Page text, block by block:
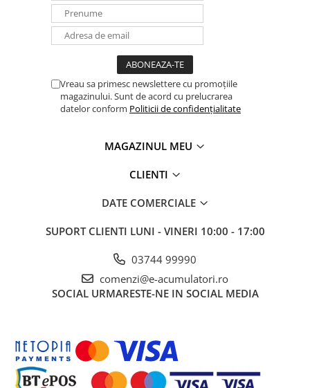
Vreau sa primesc newslettere cu promoțiile
magazinului. Sunt de acord cu prelucrarea
datelor conform Politicii de confidențialitate
MAGAZINUL MEU
CLIENTI
DATE COMERCIALE
SUPORT CLIENTI LUNI - VINERI 10:00 - 17:00
03744 99990
comenzi@e-acumulatori.ro
SOCIAL URMARESTE-NE IN SOCIAL MEDIA